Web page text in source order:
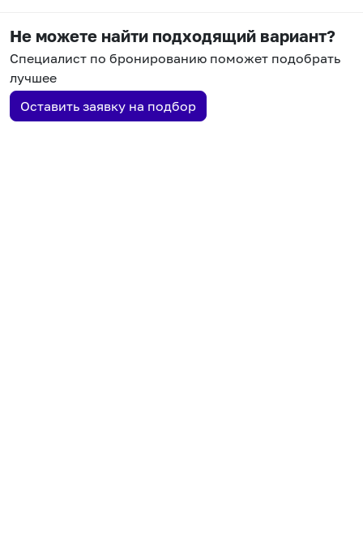
Не можете найти подходящий вариант?
Специалист по бронированию поможет подобрать
лучшее
Оставить заявку на подбор